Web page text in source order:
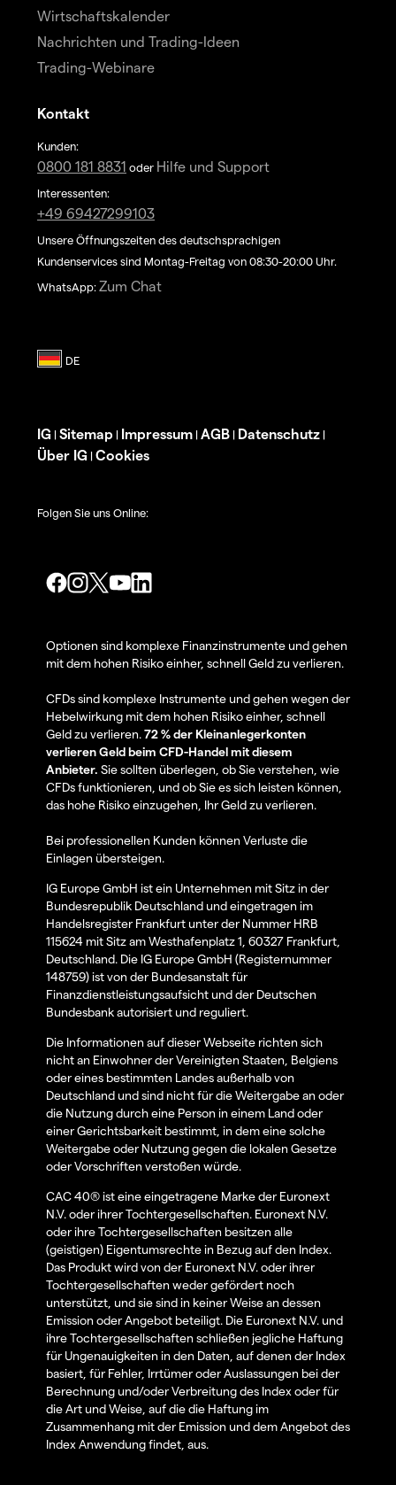
Wirtschaftskalender
Nachrichten und Trading-Ideen
Trading-Webinare
Kontakt
Kunden:
0800 181 8831 oder Hilfe und Support
Interessenten:
+49 69427299103
Unsere Öffnungszeiten des deutschsprachigen
Kundenservices sind Montag-Freitag von 08:30-20:00 Uhr.
WhatsApp: Zum Chat
IG | Sitemap | Impressum | AGB | Datenschutz |
Über IG | Cookies
Folgen Sie uns Online:
Optionen sind komplexe Finanzinstrumente und gehen
mit dem hohen Risiko einher, schnell Geld zu verlieren.
CFDs sind komplexe Instrumente und gehen wegen der
Hebelwirkung mit dem hohen Risiko einher, schnell
Geld zu verlieren.72 % der Kleinanlegerkonten
verlieren Geld beim CFD-Handel mit diesem
Anbieter. Sie sollten überlegen, ob Sie verstehen, wie
CFDs funktionieren, und ob Sie es sich leisten können,
das hohe Risiko einzugehen, Ihr Geld zu verlieren.
Bei professionellen Kunden können Verluste die
Einlagen übersteigen.
IG Europe GmbH ist ein Unternehmen mit Sitz in der
Bundesrepublik Deutschland und eingetragen im
Handelsregister Frankfurt unter der Nummer HRB
115624 mit Sitz am Westhafenplatz 1, 60327 Frankfurt,
Deutschland. Die IG Europe GmbH (Registernummer
148759) ist von der Bundesanstalt für
Finanzdienstleistungsaufsicht und der Deutschen
Bundesbank autorisiert und reguliert.
Die Informationen auf dieser Webseite richten sich
nicht an Einwohner der Vereinigten Staaten, Belgiens
oder eines bestimmten Landes außerhalb von
Deutschland und sind nicht für die Weitergabe an oder
die Nutzung durch eine Person in einem Land oder
einer Gerichtsbarkeit bestimmt, in dem eine solche
Weitergabe oder Nutzung gegen die lokalen Gesetze
oder Vorschriften verstoßen würde.
CAC 40® ist eine eingetragene Marke der Euronext
N.V. oder ihrer Tochtergesellschaften. Euronext N.V.
oder ihre Tochtergesellschaften besitzen alle
(geistigen) Eigentumsrechte in Bezug auf den Index.
Das Produkt wird von der Euronext N.V. oder ihrer
Tochtergesellschaften weder gefördert noch
unterstützt, und sie sind in keiner Weise an dessen
Emission oder Angebot beteiligt. Die Euronext N.V. und
ihre Tochtergesellschaften schließen jegliche Haftung
für Ungenauigkeiten in den Daten, auf denen der Index
basiert, für Fehler, Irrtümer oder Auslassungen bei der
Berechnung und/oder Verbreitung des Index oder für
die Art und Weise, auf die die Haftung im
Zusammenhang mit der Emission und dem Angebot des
Index Anwendung findet, aus.